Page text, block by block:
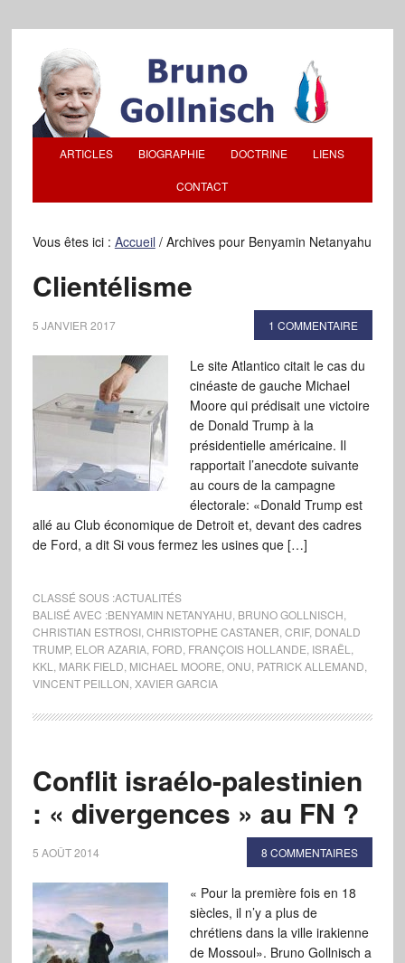
ARTICLES BIOGRAPHIE DOCTRINE LIENS
CONTACT
Vous êtes ici : Accueil /Archives pour Benyamin Netanyahu
Clientélisme
5 JANVIER 2017 1 COMMENTAIRE
Le site Atlantico citait le cas du
cinéaste de gauche Michael
Moore qui prédisait une victoire
de Donald Trump à la
présidentielle américaine. Il
rapportait l’anecdote suivante
au cours de la campagne
électorale: «Donald Trump est
allé au Club économique de Detroit et, devant des cadres
de Ford, a dit Si vous fermez les usines que […]
CLASSÉ SOUS :ACTUALITÉS
BALISÉ AVEC :BENYAMIN NETANYAHU BRUNO GOLLNISCH
CHRISTIAN ESTROSI, CHRISTOPHE CASTANER CRIF, DONALD
TRUMP, ELOR AZARIA, FORD FRANÇOIS HOLLANDE ISRAËL
KKL
MARK FIELD MICHAEL MOORE ONU PATRICK ALLEMAND
VINCENT PEILLON XAVIER GARCIA
Conflit israélo-palestinien
: « divergences » au FN ?
5 AOÛT 2014 8 COMMENTAIRES
« Pour la première fois en 18
siècles, il n’y a plus de
chrétiens dans la ville irakienne
de Mossoul». Bruno Gollnisch a